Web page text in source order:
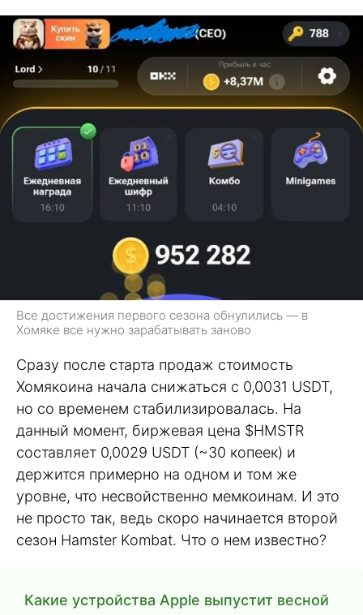
Все достижения первого сезона обнулились — в
Хомяке все нужно зарабатывать заново
Сразу после старта продаж стоимость
Хомякоина начала снижаться с 0,0031 USDT,
но со временем стабилизировалась. На
данный момент, биржевая цена $HMSTR
составляет 0,0029 USDT (~30 копеек) и
держится примерно на одном и том же
уровне, что несвойственно мемкоинам. И это
не просто так, ведь скоро начинается второй
сезон Hamster Kombat. Что о нем известно?
Какие устройства Apple выпустит весной